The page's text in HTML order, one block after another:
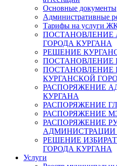
Основные документы
Административные
Тарифы на услуги
ПОСТАНОВЛЕНИЕ
ГОРОДА КУРГАНА
РЕШЕНИЕ
ПОСТАНОВЛЕНИЕ
ПОСТАНОВЛЕНИЕ
КУРГАНСКОЙ
РАСПОРЯЖЕНИЕ
КУРГАНА
РАСПОРЯЖЕНИЕ
РАСПОРЯЖЕНИЕ
РАСПОРЯЖЕНИЕ
АДМИНИСТРАЦИИ
РЕШЕНИЕ
ГОРОДА КУРГАНА
Услуги